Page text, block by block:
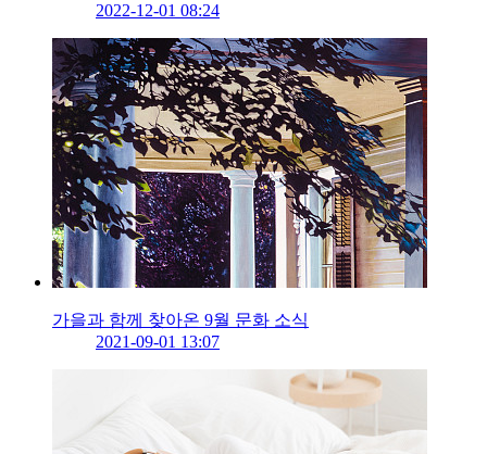
2022-12-01 08:24
가을과 함께 찾아온 9월 문화 소식
2021-09-01 13:07